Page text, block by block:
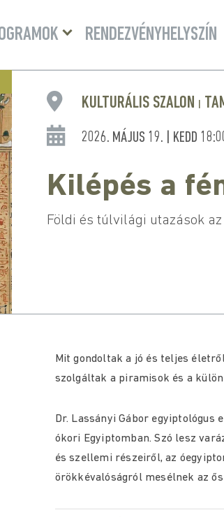
Menü
lenyitásaRENDEZVÉNYHELYSZÍN
KULTURÁLIS SZALON
2026. MÁJUS 19. | KEDD
Kilépés a
Földi és túlvilági utazások
Mit gondoltak a jó és teljes
szolgáltak a piramisok és a
Dr. Lassányi Gábor
ókori Egyiptomban. Szó lesz
és szellemi részeiről, az
örökkévalóságról mesélnek az